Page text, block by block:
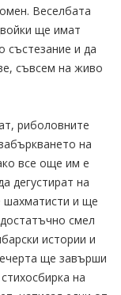
Веселбата
ще имат
състезание и да
съвсем на живо
риболовните
на
все още им е
дегустират на
шахматисти и ще
смел
истории и
ще завърши
на